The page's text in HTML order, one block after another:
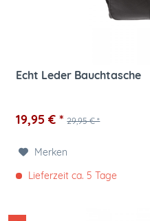
Echt Leder Bauchtasche
19,95 € * 29,95 € *
Merken
Lieferzeit ca. 5 Tage